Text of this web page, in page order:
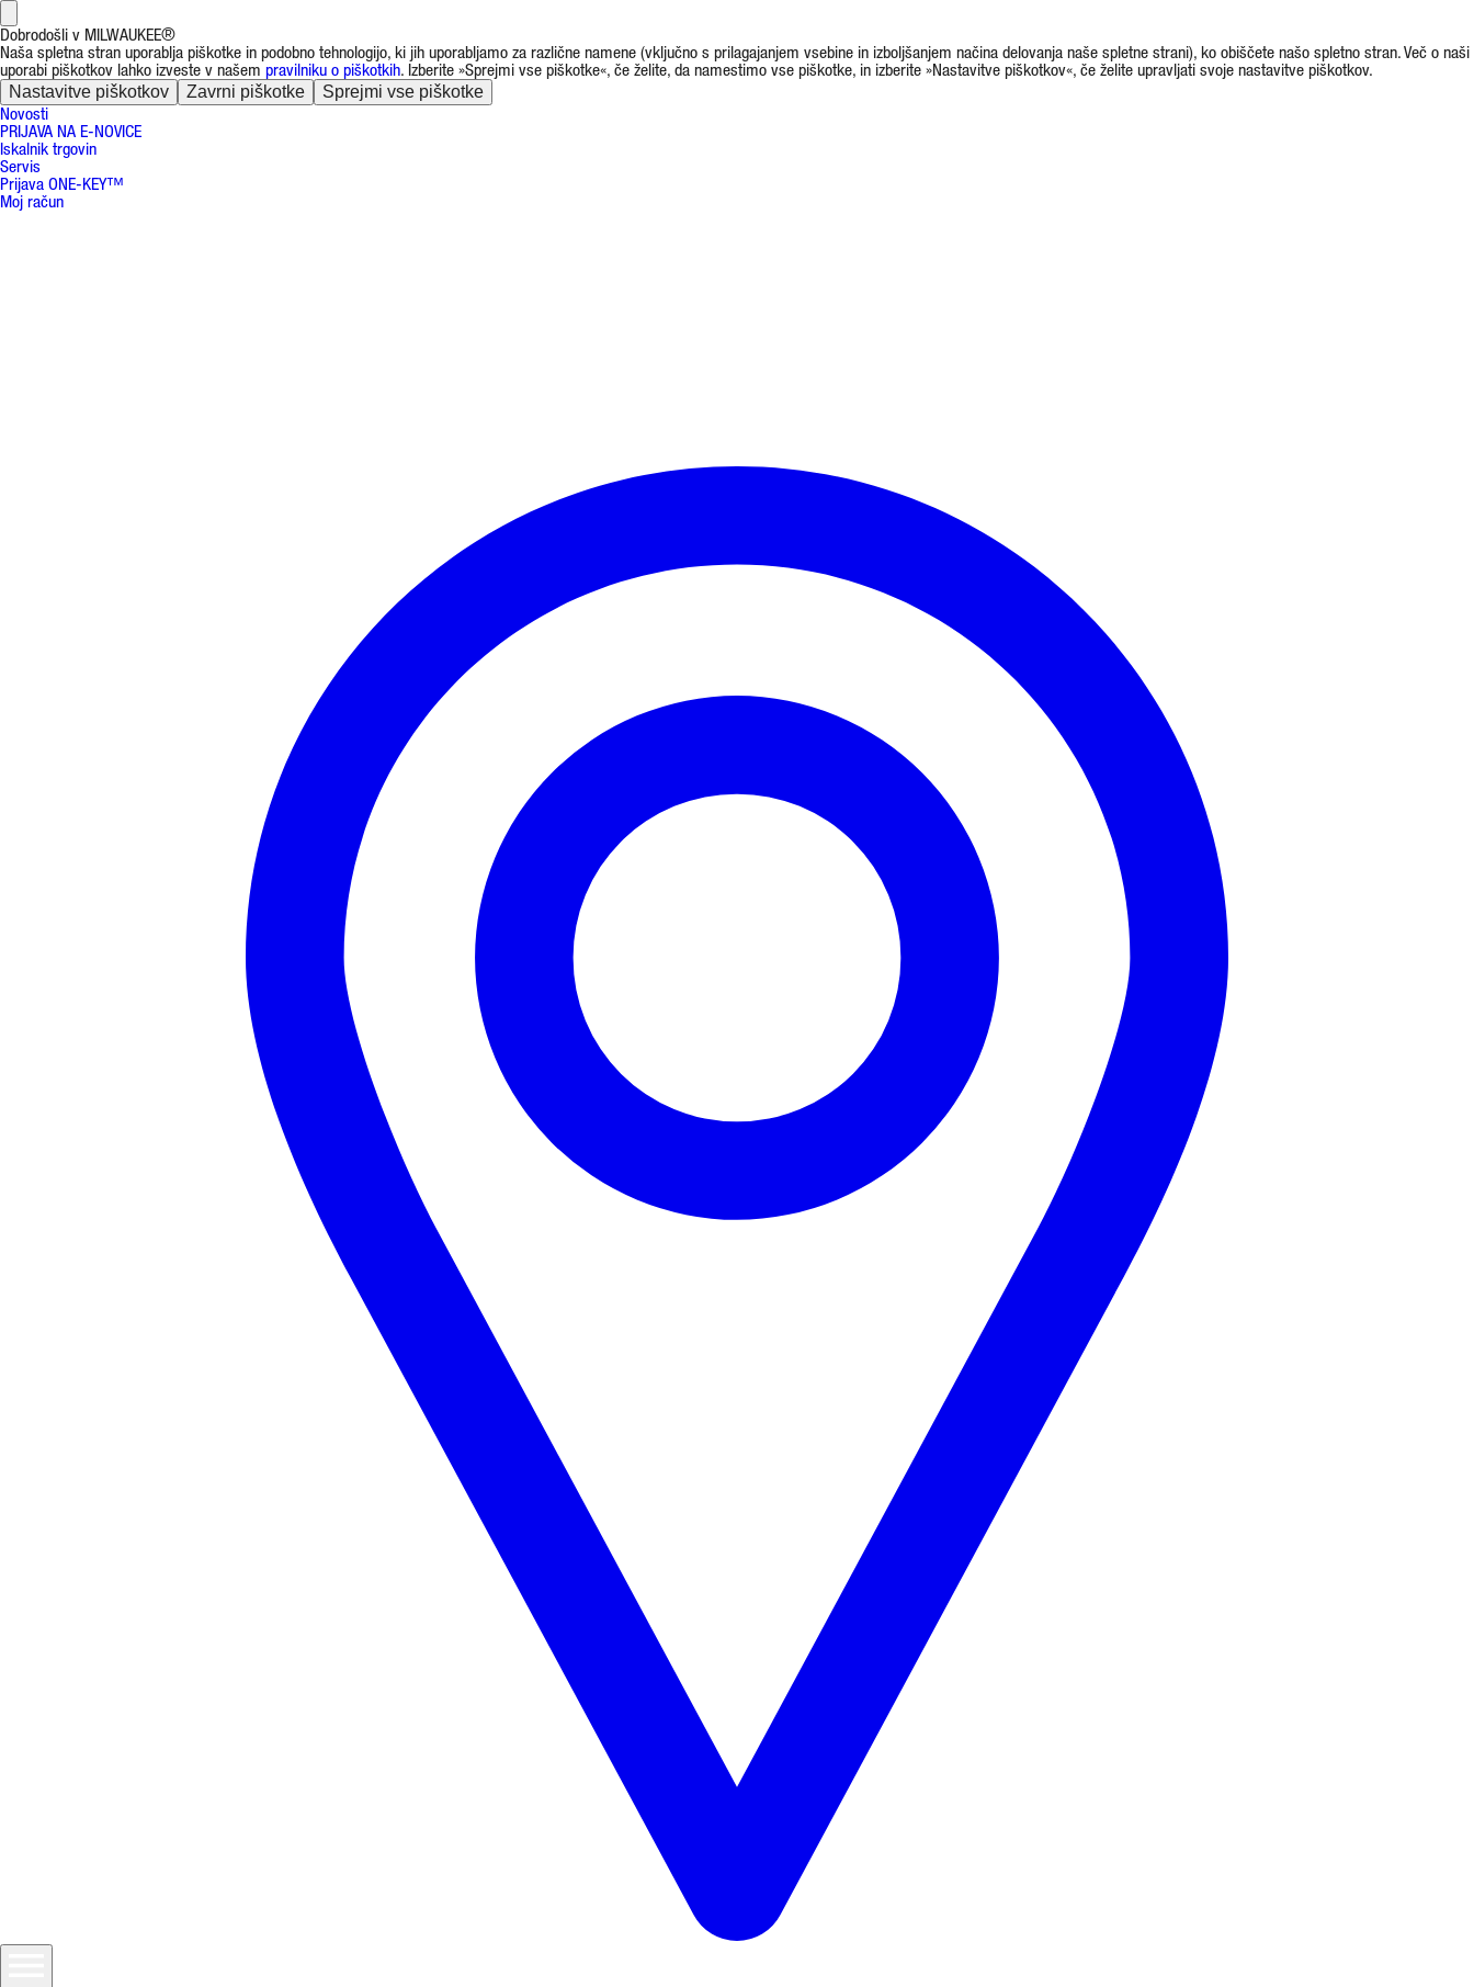
Dobrodošli v MILWAUKEE®
Naša spletna stran uporablja piškotke in podobno tehnologijo, ki jih uporabljamo za različne namene (vključno s prilagajanjem vsebine in izboljšanjem načina delovanja naše spletne strani), ko obiščete našo spletno stran. Več o naši
uporabi piškotkov lahko izveste v našem pravilniku o piškotkih. Izberite »Sprejmi vse piškotke«, če želite, da namestimo vse piškotke, in izberite »Nastavitve piškotkov«, če želite upravljati svoje nastavitve piškotkov.
Nastavitve piškotkov Zavrni piškotke Sprejmi vse piškotke
Novosti
PRIJAVA NA E-NOVICE
Iskalnik trgovin
Servis
Prijava ONE-KEY™
Moj račun